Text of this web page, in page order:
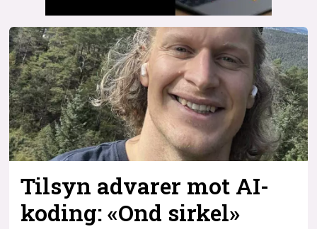
Tilsyn advarer mot AI-
koding: «Ond sirkel»
Facebook
annonsepriser
annonseguide
suksesshistorier
Bli firmapartner